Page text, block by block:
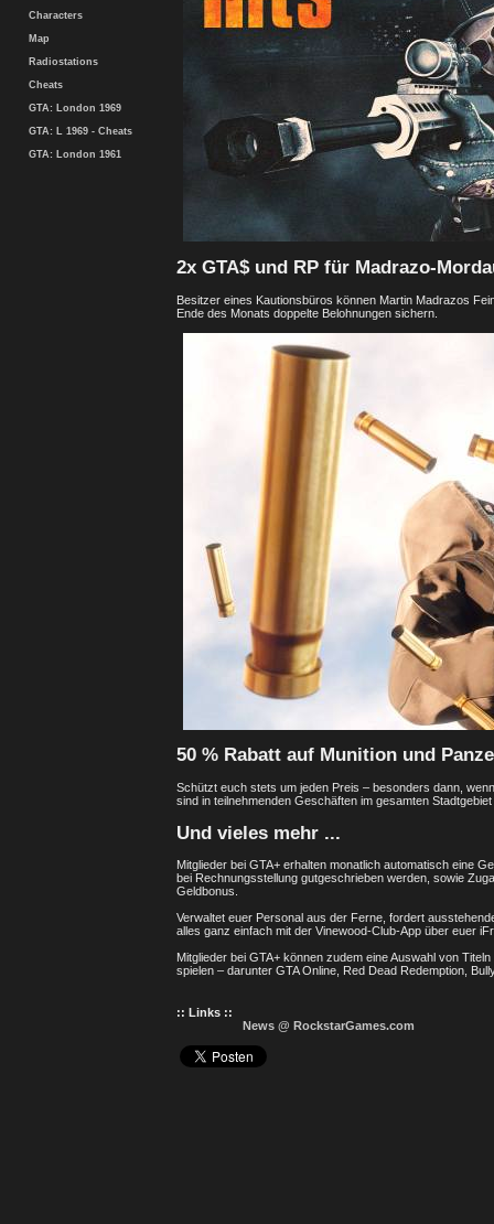
Characters
Map
Radiostations
Cheats
GTA: London 1969
GTA: L 1969 - Cheats
GTA: London 1961
2x GTA$ und RP für Madrazo-
Besitzer eines Kautionsbüros können Martin Madrazos
Ende des Monats doppelte Belohnungen sichern.
50 % Rabatt auf Munition und
Schützt euch stets um jeden Preis – besonders dann,
sind in teilnehmenden Geschäften im gesamten
Und vieles mehr ...
Mitglieder bei GTA+ erhalten monatlich automatisch eine
bei Rechnungsstellung gutgeschrieben werden, sowie
Geldbonus.
Verwaltet euer Personal aus der Ferne, fordert
alles ganz einfach mit der Vinewood-Club-App über euer
Mitglieder bei GTA+ können zudem eine Auswahl von
spielen – darunter GTA Online, Red Dead Redemption,
:: Links ::
News @ RockstarGames.com